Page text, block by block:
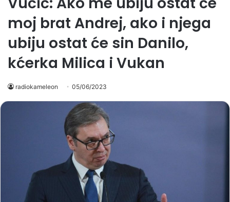
moj brat Andrej, ako i njega
ubiju ostat će sin Danilo,
kćerka Milica i Vukan
radiokameleon 05/06/2023